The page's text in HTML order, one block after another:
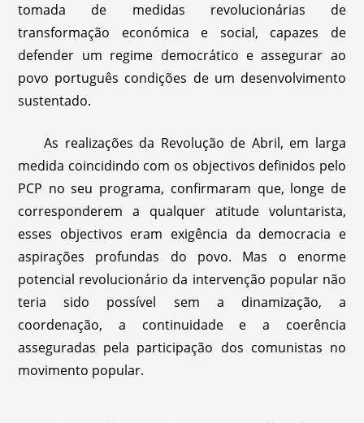
tomada de medidas revolucionárias de
transformação económica e social, capazes de
defender um regime democrático e assegurar ao
povo português condições de um desenvolvimento
sustentado.
As realizações da Revolução de Abril, em larga
medida coincidindo com os objectivos definidos pelo
PCP no seu programa, confirmaram que, longe de
corresponderem a qualquer atitude voluntarista,
esses objectivos eram exigência da democracia e
aspirações profundas do povo. Mas o enorme
potencial revolucionário da intervenção popular não
teria sido possível sem a dinamização, a
coordenação, a continuidade e a coerência
asseguradas pela participação dos comunistas no
movimento popular.